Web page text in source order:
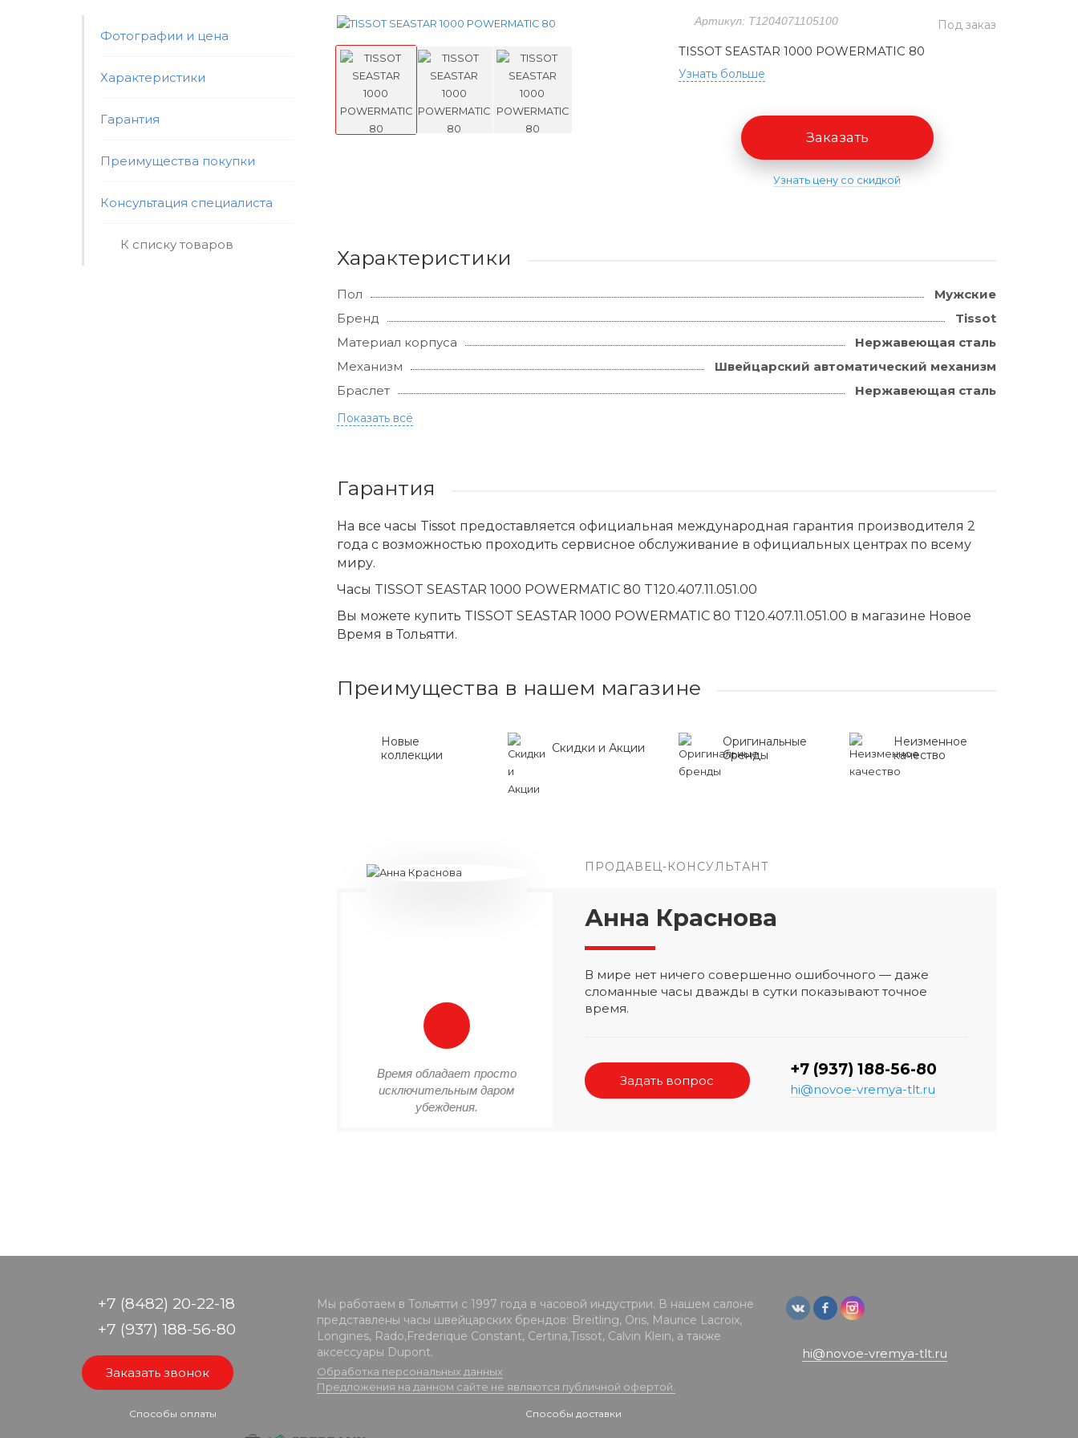
Фотографии и цена
Характеристики
Гарантия
Преимущества покупки
Консультация специалиста
К списку товаров
Артикул: T1204071105100 Под заказ
TISSOT SEASTAR 1000 POWERMATIC 80
Узнать больше
Заказать
Узнать цену со скидкой
Характеристики
Пол
Мужские
Бренд
Tissot
Материал корпуса
Нержавеющая сталь
Механизм
Швейцарский автоматический механизм
Браслет
Нержавеющая сталь
Показать всё
Гарантия
На все часы Tissot предоставляется официальная международная гарантия производителя 2
года с возможностью проходить сервисное обслуживание в официальных центрах по всему
миру.
Часы TISSOT SEASTAR 1000 POWERMATIC 80 T120.407.11.051.00
Вы можете купить TISSOT SEASTAR 1000 POWERMATIC 80 T120.407.11.051.00 в магазине Новое
Время в Тольятти.
Преимущества в нашем магазине
Новые
коллекции
Скидки и Акции
Оригинальные
бренды
Неизменное
качество
ПРОДАВЕЦ-КОНСУЛЬТАНТ
Время обладает просто
исключительным даром
убеждения.
Анна Краснова
В мире нет ничего совершенно ошибочного — даже
сломанные часы дважды в сутки показывают точное
время.
Задать вопрос
+7 (937) 188-56-80
hi@novoe-vremya-tlt.ru
+7 (8482) 20-22-18
+7 (937) 188-56-80
Заказать звонок
Мы работаем в Тольятти с 1997 года в часовой индустрии. В нашем салоне
представлены часы швейцарских брендов: Breitling, Oris, Maurice Lacroix,
Longines, Rado,Frederique Constant, Certina,Tissot, Calvin Klein, а также
аксессуары Dupont.
Обработка персональных данных
Предложения на данном сайте не являются публичной офертой.
hi@novoe-vremya-tlt.ru
Способы оплаты Способы доставки